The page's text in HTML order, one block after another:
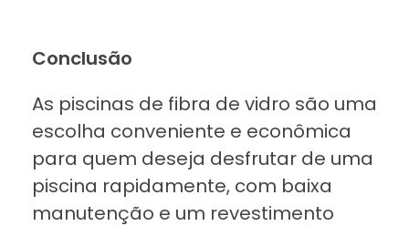
Conclusão
As piscinas de fibra de vidro são uma
escolha conveniente e econômica
para quem deseja desfrutar de uma
piscina rapidamente, com baixa
manutenção e um revestimento